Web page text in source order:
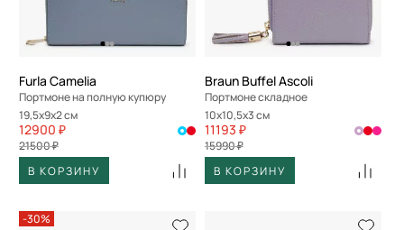
Furla Camelia
Портмоне на полную купюру
19,5x9x2 см
12900 ₽
21500 ₽
В КОРЗИНУ
Braun Buffel Ascoli
Портмоне складное
10x10,5x3 см
11193 ₽
15990 ₽
В КОРЗИНУ
-30%